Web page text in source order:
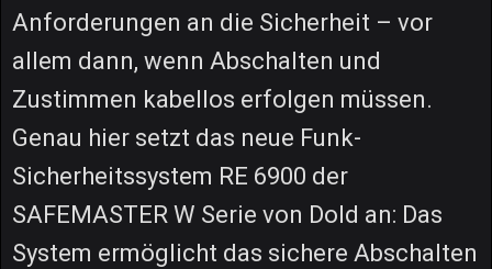
Anforderungen an die Sicherheit – vor
allem dann, wenn Abschalten und
Zustimmen kabellos erfolgen müssen.
Genau hier setzt das neue Funk-
Sicherheitssystem RE 6900 der
SAFEMASTER W Serie von Dold an: Das
System ermöglicht das sichere Abschalten